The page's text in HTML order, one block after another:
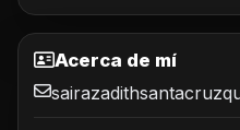
Acerca de mí